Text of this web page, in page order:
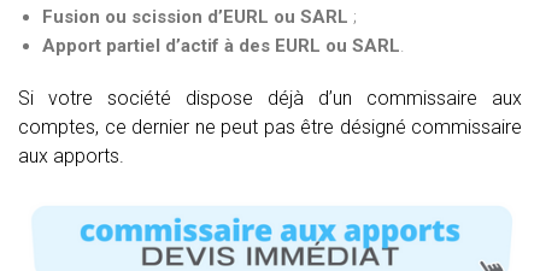
Fusion ou scission d’EURL ou SARL ;
Apport partiel d’actif à des EURL ou SARL.
Si votre société dispose déjà d’un commissaire aux
comptes, ce dernier ne peut pas être désigné commissaire
aux apports.